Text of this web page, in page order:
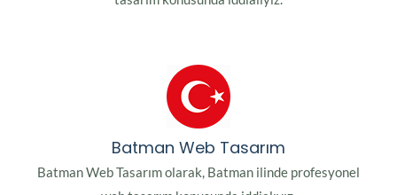
Batman Web Tasarım
Batman Web Tasarım olarak, Batman ilinde profesyonel